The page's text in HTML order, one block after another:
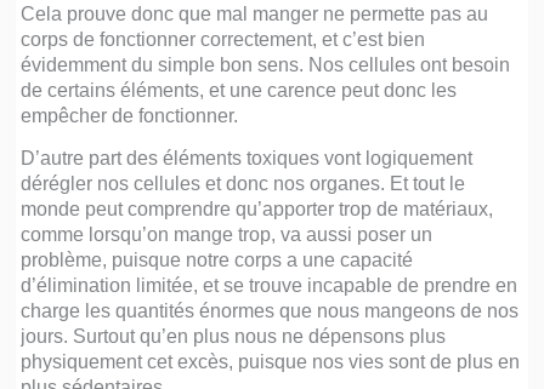
Cela prouve donc que mal manger ne permette pas au
corps de fonctionner correctement, et c’est bien
évidemment du simple bon sens. Nos cellules ont besoin
de certains éléments, et une carence peut donc les
empêcher de fonctionner.
D’autre part des éléments toxiques vont logiquement
dérégler nos cellules et donc nos organes. Et tout le
monde peut comprendre qu’apporter trop de matériaux,
comme lorsqu’on mange trop, va aussi poser un
problème, puisque notre corps a une capacité
d’élimination limitée, et se trouve incapable de prendre en
charge les quantités énormes que nous mangeons de nos
jours. Surtout qu’en plus nous ne dépensons plus
physiquement cet excès, puisque nos vies sont de plus en